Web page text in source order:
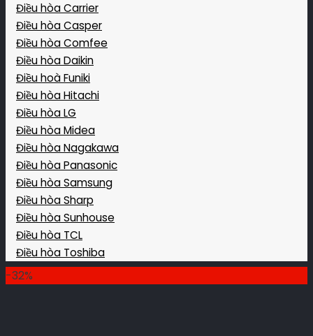
Điều hòa Carrier
Điều hòa Casper
Điều hòa Comfee
Điều hòa Daikin
Điều hoà Funiki
Điều hòa Hitachi
Điều hòa LG
Điều hòa Midea
Điều hòa Nagakawa
Điều hòa Panasonic
Điều hòa Samsung
Điều hòa Sharp
Điều hòa Sunhouse
Điều hòa TCL
Điều hòa Toshiba
-32%